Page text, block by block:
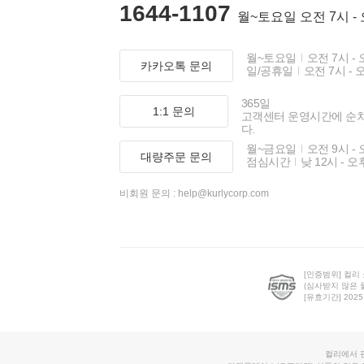
1644-1107 월~토요일 오전 7시 -
카카오톡 문의
월~토요일
오전 7시 -
일/공휴일
오전 7시 -
1:1 문의
365일
고객센터 운영시간에 순
다.
대량주문 문의
월~금요일
오전 9시 -
점심시간
낮 12시 - 오
비회원 문의 : help@kurlycorp.com
[인증범위] 컬리
(심사받지 않은
[유효기간]
컬리에서